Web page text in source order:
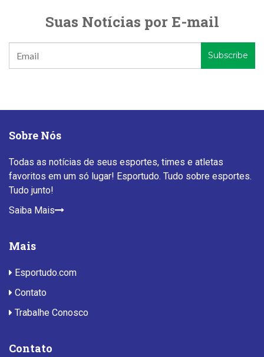
Suas Notícias por E-mail
Sobre Nós
Todas as notícias de seus esportes, times e atletas
favoritos em um só lugar! Esportudo. Tudo sobre esportes.
Tudo junto!
Saiba Mais
Mais
Esportudo.com
Contato
Trabalhe Conosco
Contato